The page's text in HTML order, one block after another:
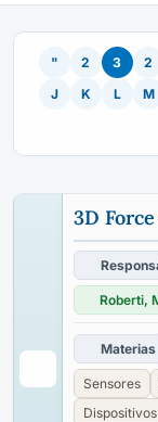
" 2 3 2
J
K L M
3D
Roberti,
Materias
Sensores